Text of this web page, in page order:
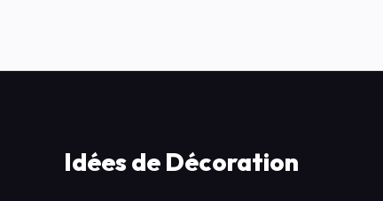
Idées de Décoration